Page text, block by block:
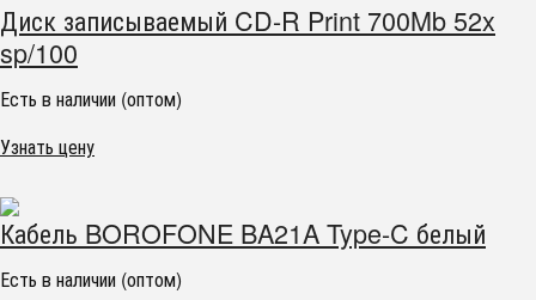
Диск записываемый CD-R Print 700Mb 52x
sp/100
Есть в наличии (оптом)
Узнать цену
Кабель BOROFONE BA21A Type-C белый
Есть в наличии (оптом)